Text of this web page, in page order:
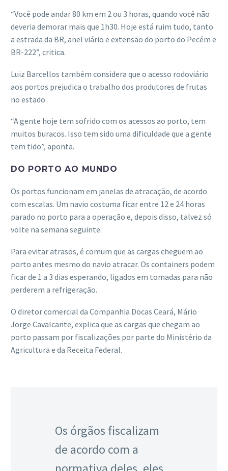
“Você pode andar 80 km em 2 ou 3 horas, quando você não
deveria demorar mais que 1h30. Hoje está ruim tudo, tanto
a estrada da BR, anel viário e extensão do porto do Pecém e
BR-222”, critica.
Luiz Barcellos também considera que o acesso rodoviário
aos portos prejudica o trabalho dos produtores de frutas
no estado.
“A gente hoje tem sofrido com os acessos ao porto, tem
muitos buracos. Isso tem sido uma dificuldade que a gente
tem tido”, aponta.
DO PORTO AO MUNDO
Os portos funcionam em janelas de atracação, de acordo
com escalas. Um navio costuma ficar entre 12 e 24 horas
parado no porto para a operação e, depois disso, talvez só
volte na semana seguinte.
Para evitar atrasos, é comum que as cargas cheguem ao
porto antes mesmo do navio atracar. Os containers podem
ficar de 1 a 3 dias esperando, ligados em tomadas para não
perderem a refrigeração.
O diretor comercial da Companhia Docas Ceará, Mário
Jorge Cavalcante, explica que as cargas que chegam ao
porto passam por fiscalizações por parte do Ministério da
Agricultura e da Receita Federal.
Os órgãos fiscalizam
de acordo com a